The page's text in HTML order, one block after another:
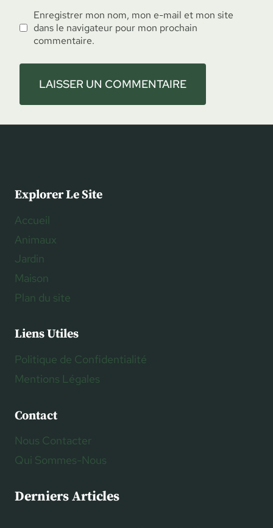
Enregistrer mon nom, mon e-mail et mon site
dans le navigateur pour mon prochain
commentaire.
Explorer Le Site
Accueil
Animaux
Jardin
Maison
Plan du site
Liens Utiles
Politique de Confidentialité
Mentions Légales
Contact
Nous Contacter
Qui Sommes-Nous
Derniers Articles